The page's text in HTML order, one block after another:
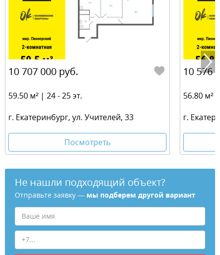
10 707 000 руб.
59.50 м² | 24 - 25 эт.
г. Екатеринбург, ул. Учителей, 33
Посмотреть
10 576
56.80 м²
г.
Не нашли подходящий объект?
Отправьте заявку — мы подберем другой вариант